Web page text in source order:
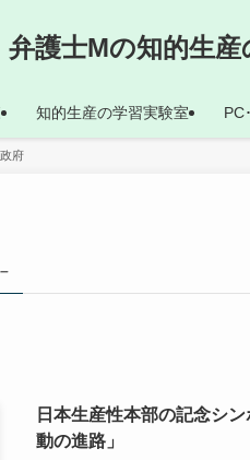
弁護士Mの知的生
知的生産の学習実験室 PC
府
日本生産性本部の記念シ
動の進路」